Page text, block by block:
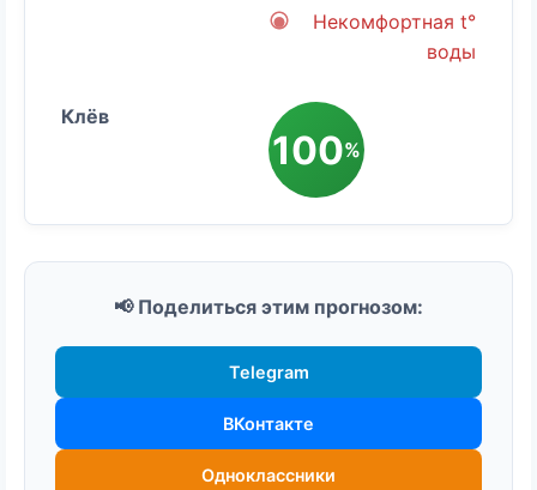
Некомфортная t°
воды
100%
📢 Поделиться этим прогнозом:
Telegram
ВКонтакте
Одноклассники